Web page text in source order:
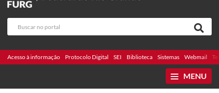
Acesso à informação Protocolo Digital SEI Biblioteca Sistemas Webmail
MENU